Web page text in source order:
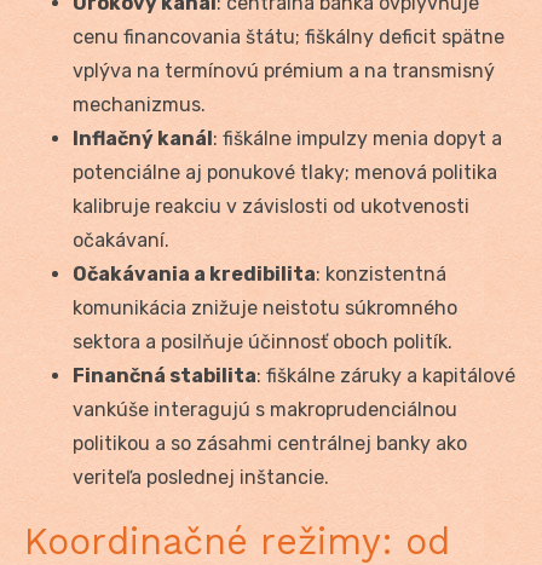
cenu financovania štátu; fiškálny deficit spätne
vplýva na termínovú prémium a na transmisný
mechanizmus.
Inflačný kanál: fiškálne impulzy menia dopyt a
potenciálne aj ponukové tlaky; menová politika
kalibruje reakciu v závislosti od ukotvenosti
očakávaní.
Očakávania a kredibilita: konzistentná
komunikácia znižuje neistotu súkromného
sektora a posilňuje účinnosť oboch politík.
Finančná stabilita: fiškálne záruky a kapitálové
vankúše interagujú s makroprudenciálnou
politikou a so zásahmi centrálnej banky ako
veriteľa poslednej inštancie.
Koordinačné režimy: od